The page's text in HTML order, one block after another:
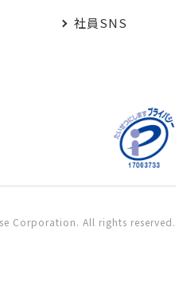
社員SNS
Corporation. All rights reserved.